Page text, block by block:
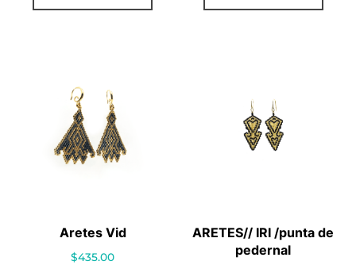
Aretes Vid
$435.00
ARETES// IRI /punta de
pedernal